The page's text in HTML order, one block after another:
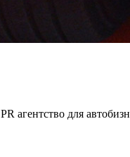
PR агентство для